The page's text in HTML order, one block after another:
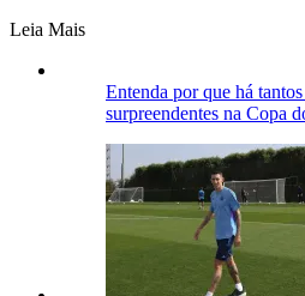
Leia Mais
Entenda por que há
surpreendentes na Copa